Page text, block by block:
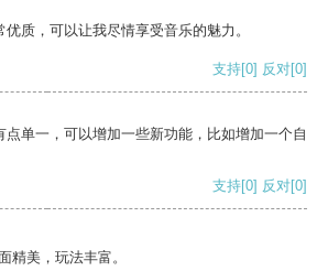
质，可以让我尽情享受音乐的魅力。
支持[0] 反对[0]
点单一，可以增加一些新功能，比如增加一个自
支持[0] 反对[0]
精美，玩法丰富。